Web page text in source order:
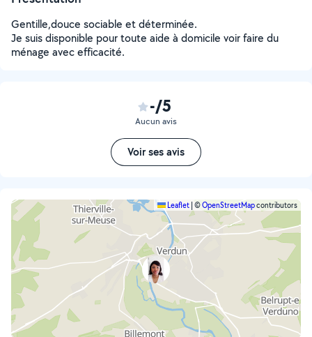
Gentille,douce sociable et déterminée.
Je suis disponible pour toute aide à domicile voir faire du
ménage avec efficacité.
-/5
Aucun avis
Voir ses avis
Leaflet ©OpenStreetMapcontributors